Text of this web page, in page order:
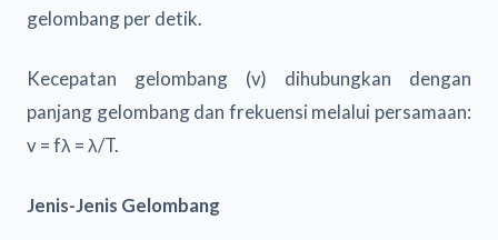
gelombang per detik.
Kecepatan gelombang (v) dihubungkan dengan
panjang gelombang dan frekuensi melalui persamaan:
v = fλ = λ/T.
Jenis-Jenis Gelombang